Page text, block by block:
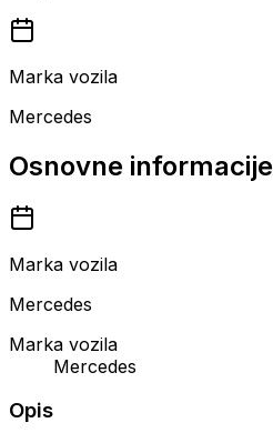
Marka vozila
Mercedes
Osnovne informacije
Marka vozila
Mercedes
Marka vozila
Mercedes
Opis